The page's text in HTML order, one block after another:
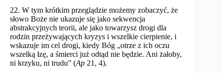
22. W tym krótkim przeglądzie możemy zobaczyć, że
słowo Boże nie ukazuje się jako sekwencja
abstrakcyjnych teorii, ale jako towarzysz drogi dla
rodzin przeżywających kryzys i wszelkie cierpienie, i
wskazuje im cel drogi, kiedy Bóg „otrze z ich oczu
wszelką łzę, a śmierci już odtąd nie będzie. Ani żałoby,
ni krzyku, ni trudu” (Ap 21, 4).